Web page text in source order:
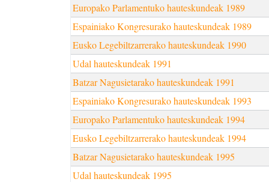
Europako Parlamentuko hauteskundeak 1989
Espainiako Kongresurako hauteskundeak 1989
Eusko Legebiltzarrerako hauteskundeak 1990
Udal hauteskundeak 1991
Batzar Nagusietarako hauteskundeak 1991
Espainiako Kongresurako hauteskundeak 1993
Europako Parlamentuko hauteskundeak 1994
Eusko Legebiltzarrerako hauteskundeak 1994
Batzar Nagusietarako hauteskundeak 1995
Udal hauteskundeak 1995